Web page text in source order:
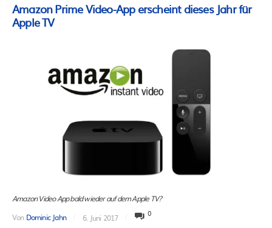
Amazon Prime Video-App erscheint dieses Jahr für
Apple TV
Amazon Video App bald wieder auf dem Apple TV?
Von Dominic Jahn 6. Juni 2017 0